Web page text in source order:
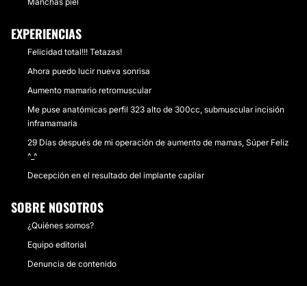
EXPERIENCIAS
Felicidad total!!! Tetazas!
Ahora puedo lucir nueva sonrisa
Aumento mamario retromuscular
Me puse anatómicas perfil 323 alto de 300cc, submuscular incisión
inframamaria
29 Días después de mi operación de aumento de mamas, Súper Feliz
^_^
Decepción en el resultado del implante capilar
SOBRE NOSOTROS
¿Quiénes somos?
Equipo editorial
Denuncia de contenido